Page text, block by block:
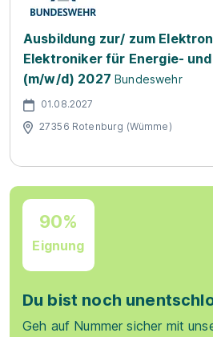
Ausbildung zur/ zum
Elektroniker für Energie-
(m/w/d) 2027 Bundeswehr
01.08.2027
27356 Rotenburg (Wümme)
90%
Eignung
Du bist noch
Geh auf Nummer sicher mit